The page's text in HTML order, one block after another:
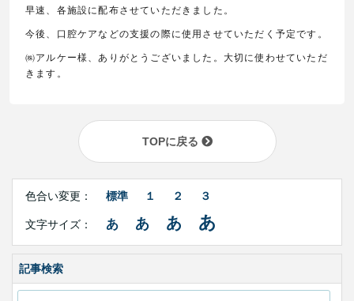
早速、各施設に配布させていただきました。
今後、口腔ケアなどの支援の際に使用させていただく予定です。
㈱アルケー様、ありがとうございました。大切に使わせていただ
きます。
TOPに戻る
Right
Contents
合
変
色合い変更： 標準 １ ２ ３
文字サイズ： あ あ あ あ
記事検索